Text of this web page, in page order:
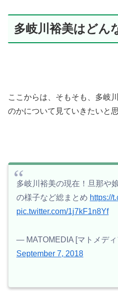
多岐川裕美はどん
ここからは、そもそも、多岐
のかについて見ていきたいと
多岐川裕美の現在！旦那や
の様子など総まとめ https://
pic.twitter.com/1j7kF1n8Yf
— MATOMEDIA [マトメデ
September 7, 2018